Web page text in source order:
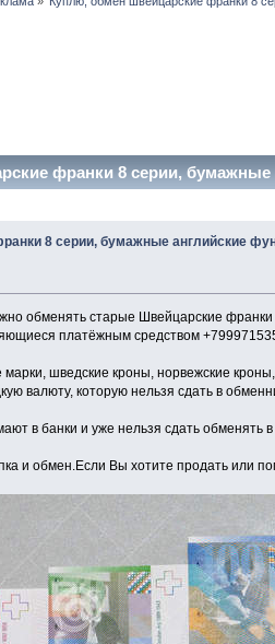
франки 8 серии,
8 серии, бумажные английские
обменять старые Швейцарские
платёжным средством
шведские кроны, норвежские
валюту, которую нельзя сдать в
в банки и уже нельзя сдать обменять
и обмен.Если Вы хотите продать или